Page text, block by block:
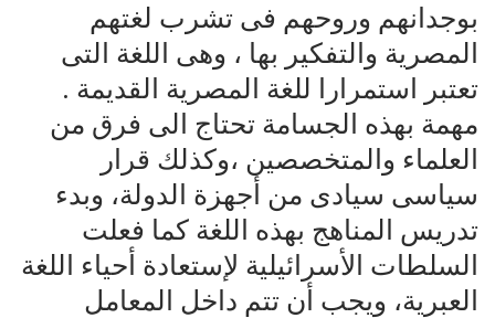
بوجدانهم وروحهم فى تشرب لغتهم
المصرية والتفكير بها ، وهى اللغة التى
تعتبر استمرارا للغة المصرية القديمة .
مهمة بهذه الجسامة تحتاج الى فرق من
العلماء والمتخصصين ،وكذلك قرار
سياسى سيادى من أجهزة الدولة، وبدء
تدريس المناهج بهذه اللغة كما فعلت
السلطات الأسرائيلية لإستعادة أحياء اللغة
العبرية، ويجب أن تتم داخل المعامل